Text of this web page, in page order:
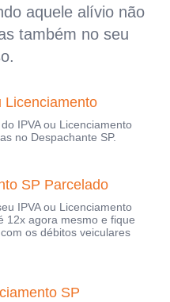
aquele alívio não
também no seu
Licenciamento
IPVA ou Licenciamento
no Despachante SP.
SP Parcelado
IPVA ou Licenciamento
12x agora mesmo e fique
os débitos veiculares
SP